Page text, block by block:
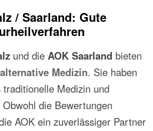
/ Saarland: Gute
und die AOK Saarland bieten
alternative Medizin. Sie haben
Medizin und
die Bewertungen
AOK ein zuverlässiger Partner